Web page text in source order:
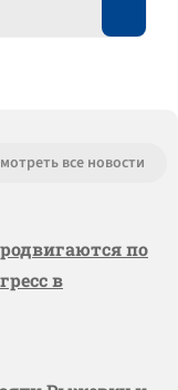
все новости
по
в